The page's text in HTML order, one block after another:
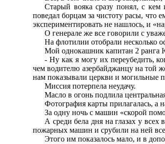
Старый вояка сразу понял, с кем
поведал борцам за чистоту расы, что
экспериментировать не нашлось, и
О генерале же все говорили с
На флотилии отобрали несколько
Мой однокашник капитан 2 ранга
- Ну как я могу их переубедить,
чем водителю азербайджанцу на
нам показывали церкви и могильные
Миссия потерпела неудачу.
Масло в огонь подлила
Фотография карты прилагалась, а
За одну ночь с машин «скорой
А среди бела дня на глазах у
пожарных машин и срубили на ней
Этого им показалось мало, и в